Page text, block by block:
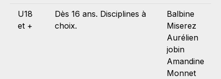
U18
et +
Dès 16 ans. Disciplines à
choix.
Balbine
Miserez
Aurélien
jobin
Amandine
Monnet